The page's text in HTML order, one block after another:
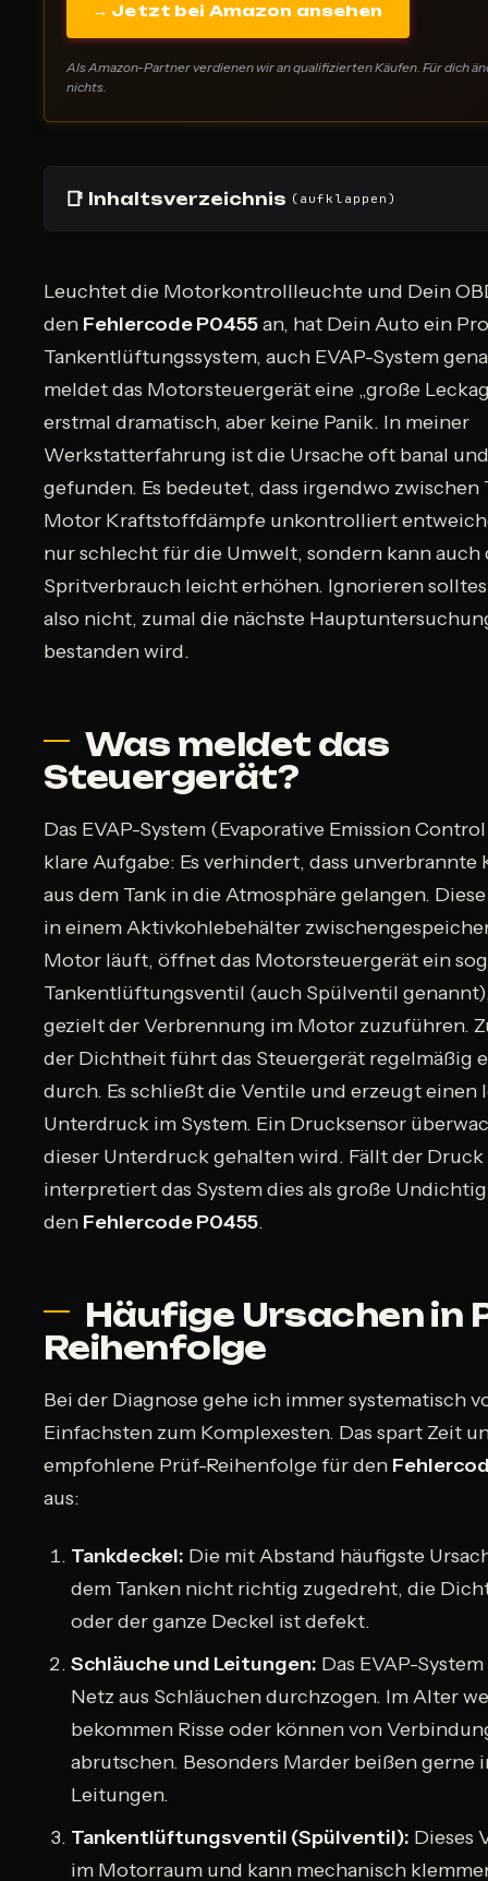
→ Jetzt bei Amazon ansehen
Als Amazon-Partner verdienen wir an qualifizierten Käufen. Für dich
nichts.
📑 Inhaltsverzeichnis (aufklappen)
Leuchtet die Motorkontrollleuchte und Dein
den Fehlercode P0455an, hat Dein Auto ein
Tankentlüftungssystem, auch EVAP-System
meldet das Motorsteuergerät eine „große
erstmal dramatisch, aber keine Panik. In meiner
Werkstatterfahrung ist die Ursache oft banal
gefunden. Es bedeutet, dass irgendwo zwischen
Motor Kraftstoffdämpfe unkontrolliert
nur schlecht für die Umwelt, sondern kann auch
Spritverbrauch leicht erhöhen. Ignorieren
also nicht, zumal die nächste
bestanden wird.
Was meldet das
Steuergerät?
Das EVAP-System (Evaporative Emission
klare Aufgabe: Es verhindert, dass
aus dem Tank in die Atmosphäre gelangen.
in einem Aktivkohlebehälter
Motor läuft, öffnet das Motorsteuergerät ein
Tankentlüftungsventil (auch Spülventil
gezielt der Verbrennung im Motor zuzuführen.
der Dichtheit führt das Steuergerät regelmäßig
durch. Es schließt die Ventile und erzeugt einen
Unterdruck im System. Ein Drucksensor
dieser Unterdruck gehalten wird. Fällt der Druck
interpretiert das System dies als große
den Fehlercode P0455.
Häufige Ursachen in
Reihenfolge
Bei der Diagnose gehe ich immer systematisch
Einfachsten zum Komplexesten. Das spart Zeit
empfohlene Prüf-Reihenfolge für den
aus:
Tankdeckel: Die mit Abstand häufigste
dem Tanken nicht richtig zugedreht, die
oder der ganze Deckel ist defekt.
Schläuche und Leitungen: Das EVAP-
Netz aus Schläuchen durchzogen. Im Alter
bekommen Risse oder können von
abrutschen. Besonders Marder beißen gerne
Leitungen.
Tankentlüftungsventil (Spülventil): Dieses
im Motorraum und kann mechanisch